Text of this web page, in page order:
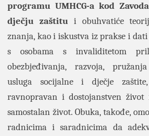
programu UMHCG-a kod
dječju zaštitu i obuhvatiće
znanja, kao i iskustva iz prakse i
s osobama s invaliditetom
obezbjeđivanja, razvoja,
usluga socijalne i dječje
ravnopravan i dostojanstven život
samostalan život. Obuka, takođe,
radnicima i saradnicima da